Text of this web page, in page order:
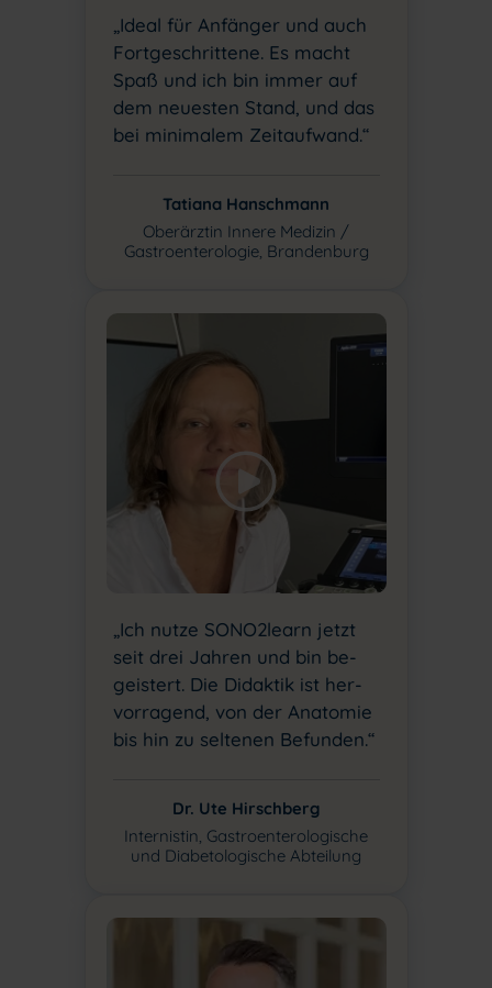
„Ideal für Anfänger und auch
Fortgeschrittene. Es macht
Spaß und ich bin immer auf
dem neuesten Stand, und das
bei minimalem Zeitaufwand.“
Tatiana Hanschmann
Oberärztin Innere Medizin /
Gastroenterologie, Brandenburg
„Ich nutze SONO2learn jetzt
seit drei Jahren und bin be-
geistert. Die Didaktik ist her-
vorragend, von der Anatomie
bis hin zu seltenen Befunden.“
Dr. Ute Hirschberg
Internistin, Gastroenterologische
und Diabetologische Abteilung